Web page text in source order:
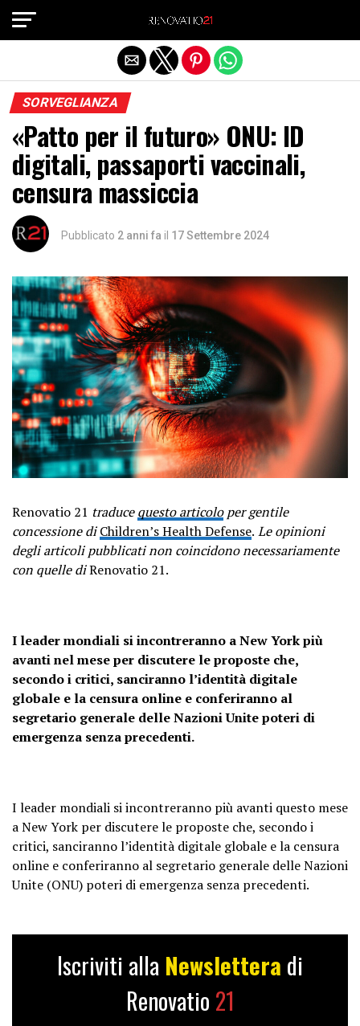
SORVEGLIANZA
«Patto per il futuro» ONU: ID
digitali, passaporti vaccinali,
censura massiccia
Pubblicato 2 anni fa il 17 Settembre 2024
Renovatio 21 traducequesto articoloper gentile
concessione di Children’s Health Defense. Le opinioni
degli articoli pubblicati non coincidono necessariamente
con quelle diRenovatio 21.
I leader mondiali si incontreranno a New York più
avanti nel mese per discutere le proposte che,
secondo i critici, sanciranno l’identità digitale
globale e la censura online e conferiranno al
segretario generale delle Nazioni Unite poteri di
emergenza senza precedenti.
I leader mondiali si incontreranno più avanti questo mese
a New York per discutere le proposte che, secondo i
critici, sanciranno l’identità digitale globale e la censura
online e conferiranno al segretario generale delle Nazioni
Unite (ONU) poteri di emergenza senza precedenti.
Iscriviti alla Newslettera di
Renovatio 21
Exit mobile version